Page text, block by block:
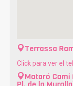
Terrassa
Click para ver el
Mataró Camí